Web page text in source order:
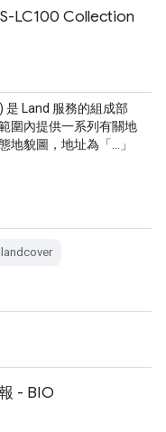
LC100 Collection
是 Land 服務的組成部
圍內提供一系列有關地
地貌圖，地址為「…」
landcover
- BIO